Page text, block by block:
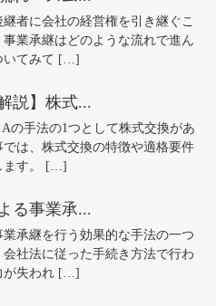
者に会社の経営権を引き継ぐこ
事業承継はどのような流れで進ん
いてみて […]
説】株式...
の手法の1つとして株式交換があ
では、株式交換の特徴や適格要件
ます。 […]
る事業承...
承継を行う効果的な手法の一つ
社法に従った手続き方法で行わ
が失われ […]